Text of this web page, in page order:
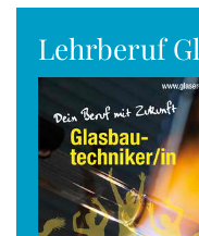
Lehrberuf